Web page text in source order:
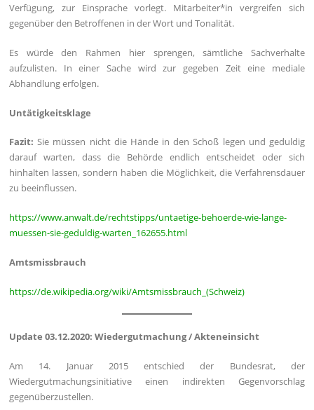
Verfügung, zur Einsprache vorlegt. Mitarbeiter*in vergreifen sich
gegenüber den Betroffenen in der Wort und Tonalität.
Es würde den Rahmen hier sprengen, sämtliche Sachverhalte
aufzulisten. In einer Sache wird zur gegeben Zeit eine mediale
Abhandlung erfolgen.
Untätigkeitsklage
Fazit:Sie müssen nicht die Hände in den Schoß legen und geduldig
darauf warten, dass die Behörde endlich entscheidet oder sich
hinhalten lassen, sondern haben die Möglichkeit, die Verfahrensdauer
zu beeinflussen.
https://www.anwalt.de/rechtstipps/untaetige-behoerde-wie-lange-
muessen-sie-geduldig-warten_162655.html
Amtsmissbrauch
https://de.wikipedia.org/wiki/Amtsmissbrauch_(Schweiz)
Update 03.12.2020: Wiedergutmachung / Akteneinsicht
Am 14. Januar 2015 entschied der Bundesrat, der
Wiedergutmachungsinitiative einen indirekten Gegenvorschlag
gegenüberzustellen.